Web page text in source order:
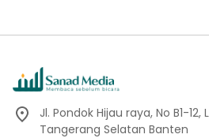
Jl. Pondok Hijau raya, No B1-
Tangerang Selatan Banten